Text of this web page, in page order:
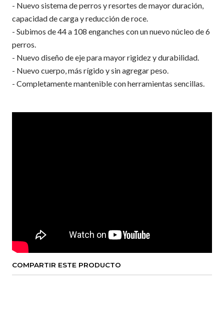
- Nuevo sistema de perros y resortes de mayor duración,
capacidad de carga y reducción de roce.
- Subimos de 44 a 108 enganches con un nuevo núcleo de 6
perros.
- Nuevo diseño de eje para mayor rigidez y durabilidad.
- Nuevo cuerpo, más rígido y sin agregar peso.
- Completamente mantenible con herramientas sencillas.
COMPARTIR ESTE PRODUCTO